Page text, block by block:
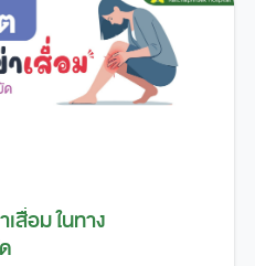
สื่อม ในทาง